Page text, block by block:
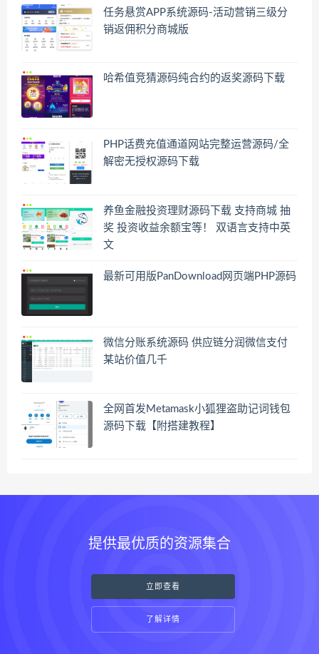
任务悬赏APP系统源码-活动营销三级分
销返佣积分商城版
哈希值竞猜源码纯合约的返奖源码下载
PHP话费充值通道网站完整运营源码/全
解密无授权源码下载
养鱼金融投资理财源码下载 支持商城 抽
奖 投资收益余额宝等！ 双语言支持中英
文
最新可用版PanDownload网页端PHP源码
微信分账系统源码 供应链分润微信支付
某站价值几千
全网首发Metamask小狐狸盗助记词钱包
源码下载【附搭建教程】
提供最优质的资源集合
立即查看
了解详情